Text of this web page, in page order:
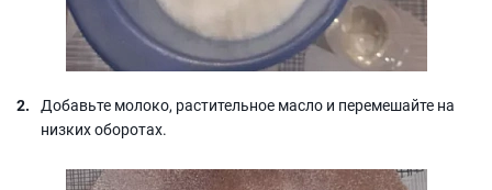
Добавьте молоко, растительное масло и перемешайте на
низких оборотах.